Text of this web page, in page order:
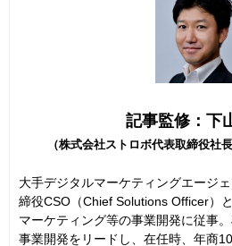
記事監修：下
（株式会社ストロボ代表取締役社
大手デジタルマーケティングエージ
締役CSO（Chief Solutions Officer）
マーケティング等の事業開発に従事
事業開発をリードし、在任時、年商